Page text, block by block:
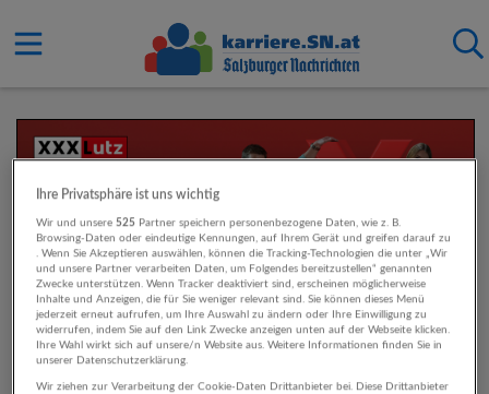
Ihre Privatsphäre ist uns wichtig
Wir und unsere525 Partner speichern personenbezogene Daten, wie z. B.
Browsing-Daten oder eindeutige Kennungen, auf Ihrem Gerät und greifen darauf zu
. Wenn Sie Akzeptieren auswählen, können die Tracking-Technologien die unter „Wir
und unsere Partner verarbeiten Daten, um Folgendes bereitzustellen“ genannten
Zwecke unterstützen. Wenn Tracker deaktiviert sind, erscheinen möglicherweise
Inhalte und Anzeigen, die für Sie weniger relevant sind. Sie können dieses Menü
jederzeit erneut aufrufen, um Ihre Auswahl zu ändern oder Ihre Einwilligung zu
widerrufen, indem Sie auf den Link Zwecke anzeigen unten auf der Webseite klicken.
Ihre Wahl wirkt sich auf unsere/n Website aus. Weitere Informationen finden Sie in
unserer Datenschutzerklärung.
Wir ziehen zur Verarbeitung der Cookie-Daten Drittanbieter bei. Diese Drittanbieter